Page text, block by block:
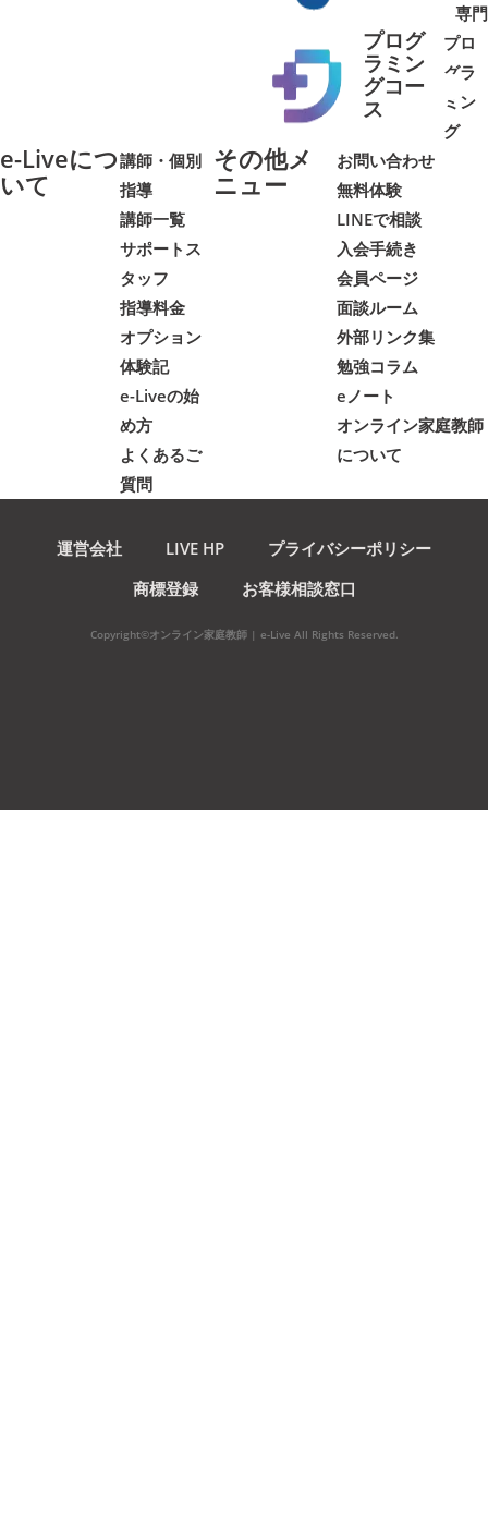
専門
プログ
ラミン
グコー
ス
プロ
グラ
ミン
グ
➜➜
e-Liveにつ
いて
講師・個別
指導
講師一覧
サポートス
タッフ
指導料金
オプション
体験記
e-Liveの始
め方
よくあるご
質問
その他メ
ニュー
お問い合わせ
無料体験
LINEで相談
入会手続き
会員ページ
面談ルーム
外部リンク集
勉強コラム
eノート
オンライン家庭教師
について
運営会社 LIVE HP
プライバシーポリシー
商標登録
お客様相談窓口
Copyright©オンライン家庭教師 | e-Live All Rights Reserved.